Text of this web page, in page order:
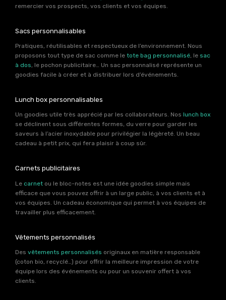
remercier vos prospects, vos clients et vos équipes.
Sacs personnalisables
Pratiques, réutilisables et respectueux de l’environnement. Nous
proposons tout type de sac comme le tote bag personnalisé, le sac
à dos, le pochon publicitaire… Un sac personnalisé représente un
goodies facile à créer et à distribuer lors d’événements.
Lunch box personnalisables
Un goodies utile très apprécié par les collaborateurs. Nos lunch box
se déclinent sous différentes formes, du verre pour garder les
saveurs à l’acier inoxydable pour privilégier la légèreté. Un beau
cadeau à petit prix, qui fera plaisir à coup sûr.
Carnets publicitaires
Le carnet ou le bloc-notes est une idée goodies simple mais
efficace que vous pouvez offrir à un large public, à vos clients et à
vos équipes. Un cadeau économique qui permet à vos équipes de
travailler plus efficacement.
Vêtements personnalisés
Des vêtements personnalisés originaux en matière responsable
(coton bio, recyclé…) pour offrir la meilleure impression de votre
équipe lors des événements ou pour un souvenir offert à vos
clients.